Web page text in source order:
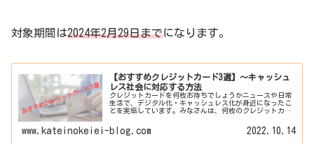
対象期間は2024年2月29日までになります。
【おすすめクレジットカード3選】～キャッシュ
レス社会に対応する方法
クレジットカードを何枚お持ちでしょうかニュースや日常
生活で、デジタル化・キャッシュレス化が身近になったこ
とを実感しています。みなさんは、何枚のクレジットカー
トカード平均保有枚数は2.8枚...
www.kateinokeiei-blog.com 2022.10.14